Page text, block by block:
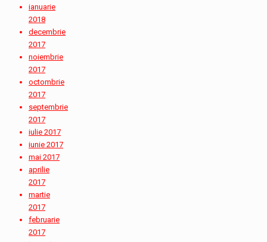
ianuarie
2018
decembrie
2017
noiembrie
2017
octombrie
2017
septembrie
2017
iulie 2017
iunie 2017
mai 2017
aprilie
2017
martie
2017
februarie
2017